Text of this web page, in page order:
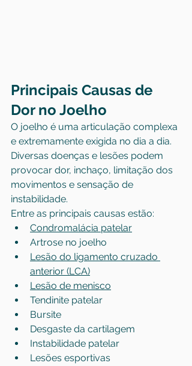
Principais Causas de
Dor no Joelho
O joelho é uma articulação complexa
e extremamente exigida no dia a dia.
Diversas doenças e lesões podem
provocar dor, inchaço, limitação dos
movimentos e sensação de
instabilidade.
Entre as principais causas estão:
Condromalácia patelar
Artrose no joelho
Lesão do ligamento cruzado
anterior (LCA)
Lesão de menisco
Tendinite patelar
Bursite
Desgaste da cartilagem
Instabilidade patelar
Lesões esportivas